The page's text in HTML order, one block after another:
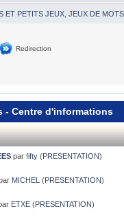
ET PETITS JEUX JEUX DE MOTS
Redirection
- Centre d'informations
par fifty(PRESENTATION)
MICHEL (PRESENTATION)
ETXE(PRESENTATION)